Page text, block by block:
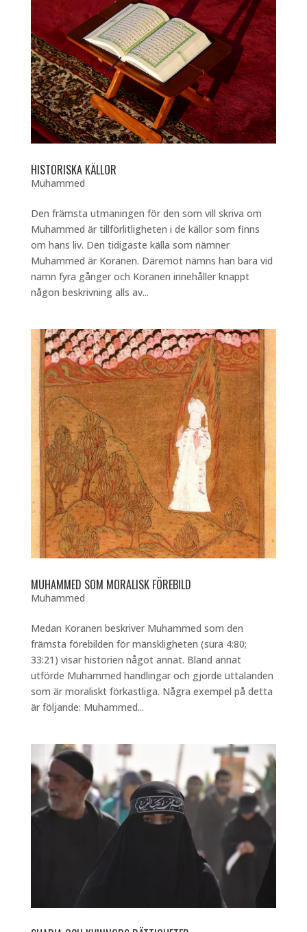
HISTORISKA KÄLLOR
Muhammed
Den främsta utmaningen för den som vill skriva om
Muhammed är tillförlitligheten i de källor som finns
om hans liv. Den tidigaste källa som nämner
Muhammed är Koranen. Däremot nämns han bara vid
namn fyra gånger och Koranen innehåller knappt
någon beskrivning alls av...
MUHAMMED SOM MORALISK FÖREBILD
Muhammed
Medan Koranen beskriver Muhammed som den
främsta förebilden för mänskligheten (sura 4:80;
33:21) visar historien något annat. Bland annat
utförde Muhammed handlingar och gjorde uttalanden
som är moraliskt förkastliga. Några exempel på detta
är följande: Muhammed...